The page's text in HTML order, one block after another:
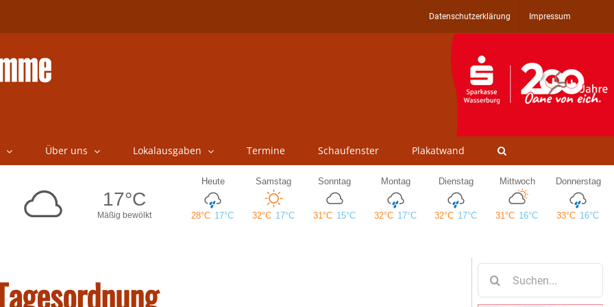
Datenschutzerklärung Impressum
Über uns Lokalausgaben Termine Schaufenster Plakatwand
nach: